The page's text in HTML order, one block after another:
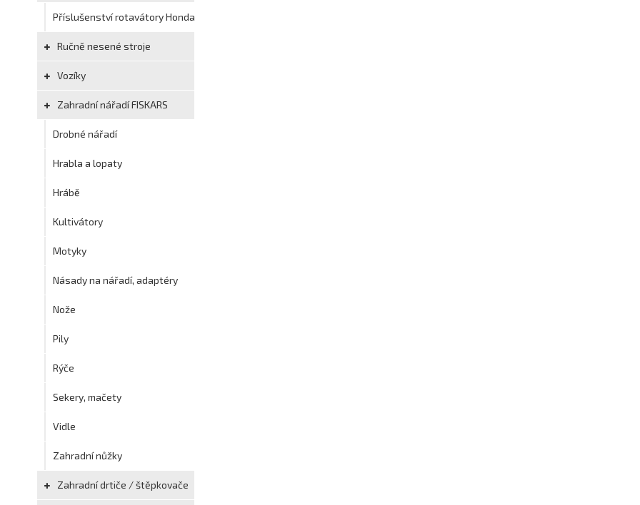
Příslušenství rotavátory Honda
Ručně nesené stroje
Vozíky
Zahradní nářadí FISKARS
Drobné nářadí
Hrabla a lopaty
Hrábě
Kultivátory
Motyky
Násady na nářadí, adaptéry
Nože
Pily
Rýče
Sekery, mačety
Vidle
Zahradní nůžky
Zahradní drtiče / štěpkovače